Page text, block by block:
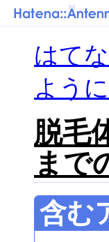
はて
よう
脱毛
まで
含む